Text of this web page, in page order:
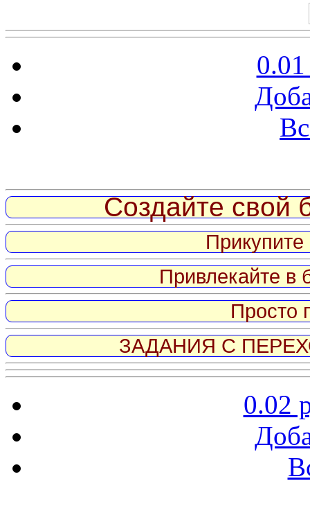
Создайте свой
Привлекайте в
Просто
ЗАДАНИЯ С
0.02